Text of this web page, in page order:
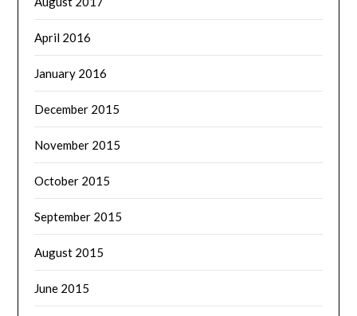
April 2016
January 2016
December 2015
November 2015
October 2015
September 2015
August 2015
June 2015